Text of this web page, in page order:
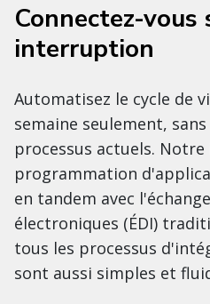
Connectez-vous
interruption
Automatisez le cycle de
semaine seulement,
processus actuels.
programmation
en tandem avec
électroniques (ÉDI)
tous les processus
sont aussi simples et